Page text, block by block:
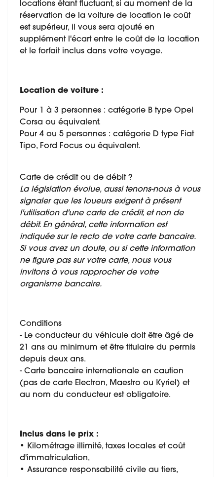
locations étant fluctuant, si au moment de la
réservation de la voiture de location le coût
est supérieur, il vous sera ajouté en
supplément l'écart entre le coût de la location
et le forfait inclus dans votre voyage.
Location de voiture :
Pour 1 à 3 personnes : catégorie B type Opel
Corsa ou équivalent.
Pour 4 ou 5 personnes : catégorie D type Fiat
Tipo, Ford Focus ou équivalent.
Carte de crédit ou de débit ?
La législation évolue, aussi tenons-nous à vous
signaler que les loueurs exigent à présent
l'utilisation d'une carte de crédit, et non de
débit. En général, cette information est
indiquée sur le recto de votre carte bancaire.
Si vous avez un doute, ou si cette information
ne figure pas sur votre carte, nous vous
invitons à vous rapprocher de votre
organisme bancaire.
Conditions
- Le conducteur du véhicule doit être âgé de
21 ans au minimum et être titulaire du permis
depuis deux ans.
- Carte bancaire internationale en caution
(pas de carte Electron, Maestro ou Kyriel) et
au nom du conducteur est obligatoire.
Inclus dans le prix :
• Kilométrage illimité, taxes locales et coût
d'immatriculation,
• Assurance responsabilité civile au tiers,